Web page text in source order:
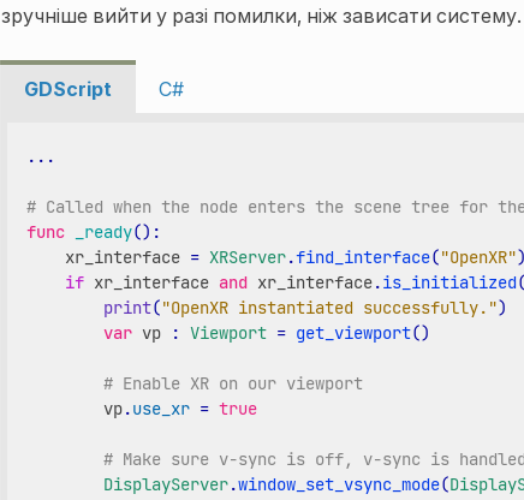
зручніше вийти у разі помилки, ніж зависати систему.
GDScript C#
...
# Called when the node enters the scene tree for
func
_ready():
xr_interface = XRServer.find_interface("OpenXR")
if xr_interface and xr_interface.is_initialized
print("OpenXR instantiated successfully.")
var vp : Viewport = get_viewport()
# Enable XR on our viewport
vp.use_xr = true
# Make sure v-sync is off, v-sync is handled
DisplayServer.window_set_vsync_mode(